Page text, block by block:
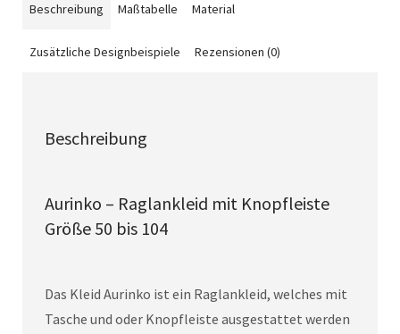
Beschreibung Maßtabelle Material
Zusätzliche Designbeispiele Rezensionen (0)
Beschreibung
Aurinko – Raglankleid mit Knopfleiste
Größe 50 bis 104
Das Kleid Aurinko ist ein Raglankleid, welches mit
Tasche und oder Knopfleiste ausgestattet werden